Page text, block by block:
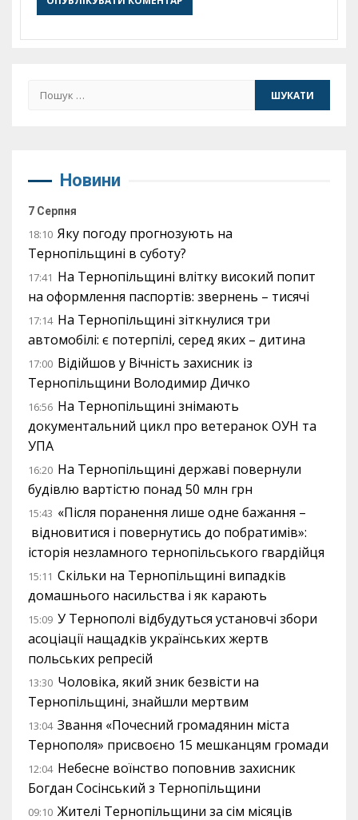
Пошук:
Новини
7 Серпня
18:10 Яку погоду прогнозують на
Тернопільщині в суботу?
17:41 На Тернопільщині влітку високий попит
на оформлення паспортів: звернень – тисячі
17:14 На Тернопільщині зіткнулися три
автомобілі: є потерпілі, серед яких – дитина
17:00 Відійшов у Вічність захисник із
Тернопільщини Володимир Дичко
16:56 На Тернопільщині знімають
документальний цикл про ветеранок ОУН та
УПА
16:20 На Тернопільщині державі повернули
будівлю вартістю понад 50 млн грн
15:43 «Після поранення лише одне бажання –
відновитися і повернутись до побратимів»:
історія незламного тернопільського гвардійця
15:11 Скільки на Тернопільщині випадків
домашнього насильства і як карають
15:09 У Тернополі відбудуться установчі збори
асоціації нащадків українських жертв
польських репресій
13:30 Чоловіка, який зник безвісти на
Тернопільщині, знайшли мертвим
13:04 Звання «Почесний громадянин міста
Тернополя» присвоєно 15 мешканцям громади
12:04 Небесне воїнство поповнив захисник
Богдан Сосінський з Тернопільщини
09:10 Жителі Тернопільщини за сім місяців